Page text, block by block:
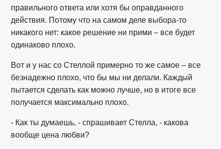
правильного ответа или хотя бы оправданного
действия. Потому что на самом деле выбора-то
никакого нет: какое решение ни прими – все будет
одинаково плохо.
Вот и у нас со Стеллой примерно то же самое – все
безнадежно плохо, что бы мы ни делали. Каждый
пытается сделать как можно лучше, но в итоге все
получается максимально плохо.
- Как ты думаешь, - спрашивает Стелла, - какова
вообще цена любви?